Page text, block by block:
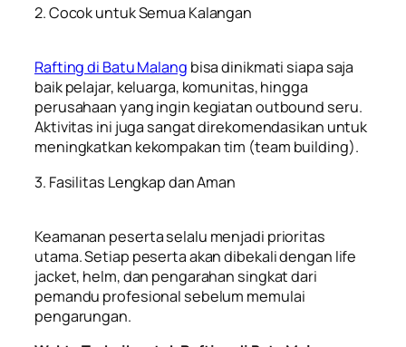
2. Cocok untuk Semua Kalangan
Rafting di Batu Malang bisa dinikmati siapa saja
baik pelajar, keluarga, komunitas, hingga
perusahaan yang ingin kegiatan outbound seru.
Aktivitas ini juga sangat direkomendasikan untuk
meningkatkan kekompakan tim (team building).
3. Fasilitas Lengkap dan Aman
Keamanan peserta selalu menjadi prioritas
utama. Setiap peserta akan dibekali dengan life
jacket, helm, dan pengarahan singkat dari
pemandu profesional sebelum memulai
pengarungan.